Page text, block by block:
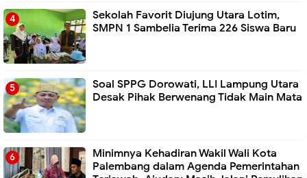
Sekolah Favorit Diujung Utara Lotim,
SMPN 1 Sambelia Terima 226 Siswa Baru ‎
Soal SPPG Dorowati, LLI Lampung Utara
Desak Pihak Berwenang Tidak Main Mata
Minimnya Kehadiran Wakil Wali Kota
Palembang dalam Agenda Pemerintahan